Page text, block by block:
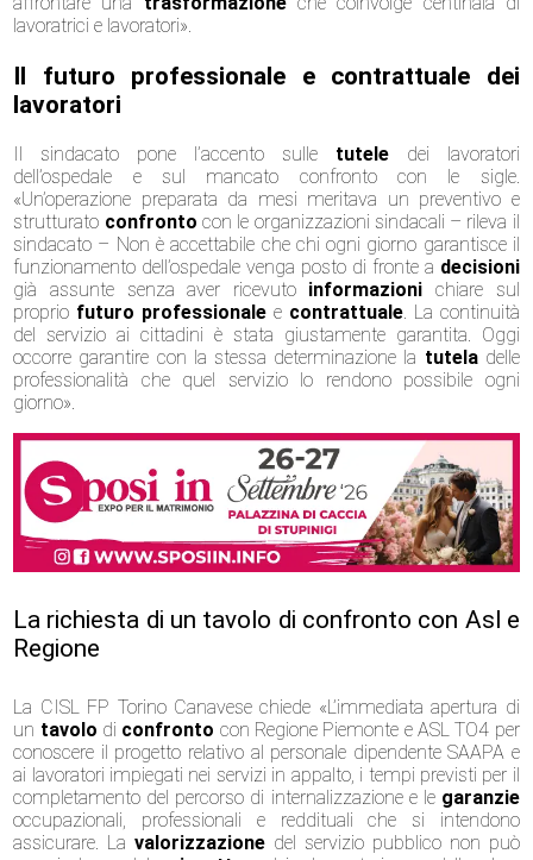
lavoratrici e lavoratori».
Il futuro professionale e contrattuale dei
lavoratori
Il sindacato pone l’accento sulle tuteledei lavoratori
dell’ospedale e sul mancato confronto con le sigle.
«Un’operazione preparata da mesi meritava un preventivo e
strutturato confronto con le organizzazioni sindacali – rileva il
sindacato – Non è accettabile che chi ogni giorno garantisce il
funzionamento dell’ospedale venga posto di fronte a decisioni
già assunte senza aver ricevuto informazioni chiare sul
proprio futuro professionale e contrattuale. La continuità
del servizio ai cittadini è stata giustamente garantita. Oggi
occorre garantire con la stessa determinazione la tuteladelle
professionalità che quel servizio lo rendono possibile ogni
giorno».
La richiesta di un tavolo di confronto con Asl e
Regione
La CISL FP Torino Canavese chiede «L’immediata apertura di
un tavolo di confronto con Regione Piemonte e ASL TO4 per
conoscere il progetto relativo al personale dipendente SAAPA e
ai lavoratori impiegati nei servizi in appalto, i tempi previsti per il
completamento del percorso di internalizzazione e le garanzie
occupazionali, professionali e reddituali che si intendono
assicurare. Lavalorizzazione del servizio pubblico non può